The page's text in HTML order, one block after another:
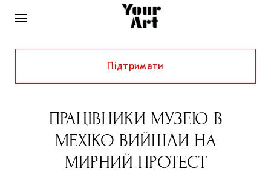
НОВИНИ
ІНТЕРВ’Ю
ХУДОЖНИКИ
КУРАТОРИ
РІДНИЙ КРАЙ
ФЕСТИВАЛІ
СТАТТІ
Підтримати
ПРАЦІВНИКИ МУЗЕЮ В
МЕХІКО ВИЙШЛИ НА
МИРНИЙ ПРОТЕСТ